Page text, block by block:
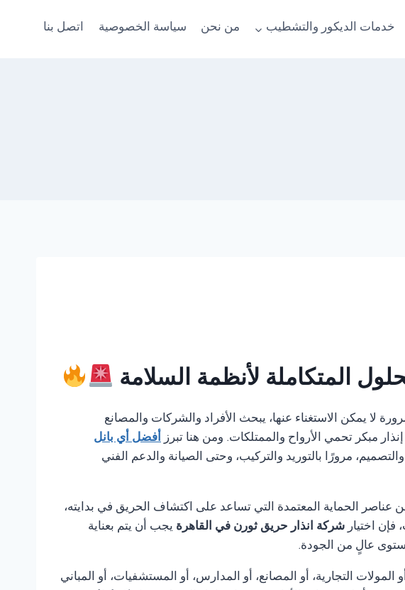
خدمات الديكور والتشطيب من نحن سياسة الخصوصية اتصل بنا
المتكاملة لأنظمة السلامة
ضرورة لا يمكن الاستغناء عنها، يبحث الأفراد والشركات والمصانع
مبكر تحمي الأرواح والممتلكات. ومن هنا تبرز أفضل أي بانل
مرورًا بالتوريد والتركيب، وحتى الصيانة والدعم الفني
الحماية المعتمدة التي تساعد على اكتشاف الحريق في بدايته،
اختيار شركة انذار حريق ثورن في القاهرة يجب أن يتم بعناية
عالٍ من الجودة.
التجارية، أو المصانع، أو المدارس، أو المستشفيات، أو المباني